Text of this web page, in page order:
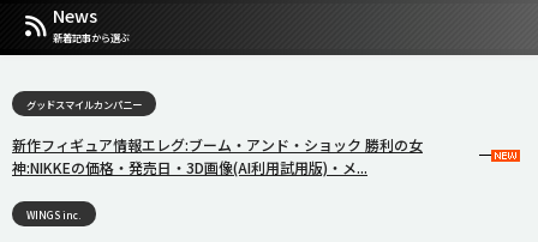
News
新着記事から選ぶ
グッドスマイルカンパニー
新作フィギュア情報エレグ:ブーム・アンド・ショック 勝利の女
神:NIKKEの価格・発売日・3D画像(AI利用試用版)・メ...
WINGS inc.